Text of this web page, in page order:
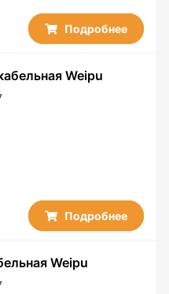
Подробнее
Weipu
Подробнее
Weipu